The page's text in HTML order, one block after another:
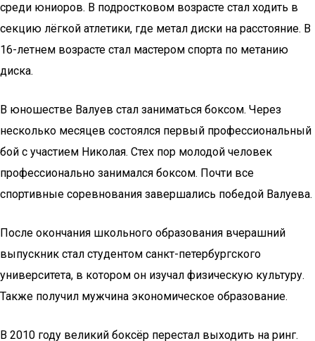
среди юниоров. В подростковом возрасте стал ходить в
секцию лёгкой атлетики, где метал диски на расстояние. В
16-летнем возрасте стал мастером спорта по метанию
диска.
В юношестве Валуев стал заниматься боксом. Через
несколько месяцев состоялся первый профессиональный
бой с участием Николая. Стех пор молодой человек
профессионально занимался боксом. Почти все
спортивные соревнования завершались победой Валуева.
После окончания школьного образования вчерашний
выпускник стал студентом санкт-петербургского
университета, в котором он изучал физическую культуру.
Также получил мужчина экономическое образование.
В 2010 году великий боксёр перестал выходить на ринг.